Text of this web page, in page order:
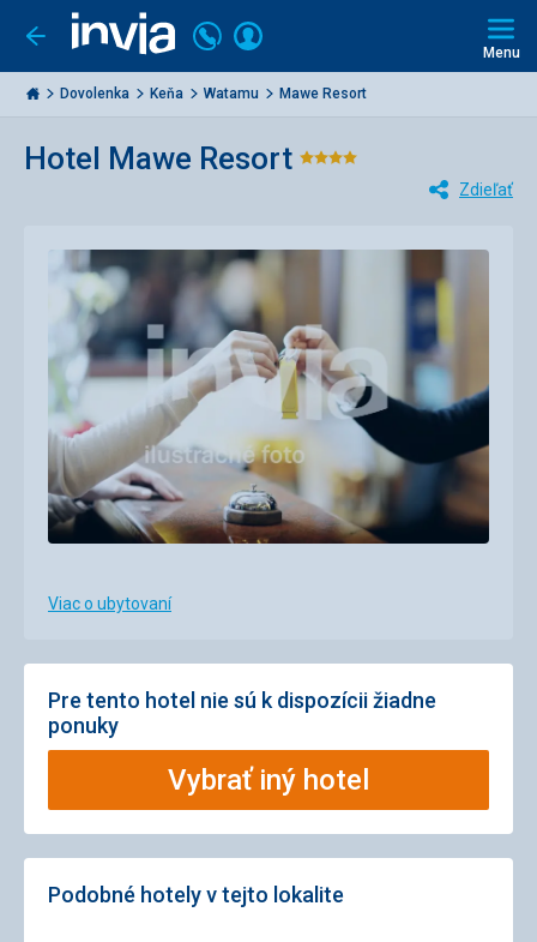
Ísť
späť
Invia.sk
Volajte
+421
2
3221
Prihlásiť
Menu
Dovolenka Keňa Watamu Mawe Resort
Hotel Mawe Resort Hodnotenie:
Zdieľať
Viac o ubytovaní
Pre tento hotel nie sú k dispozícii žiadne
ponuky
Vybrať iný hotel
Podobné hotely v tejto lokalite